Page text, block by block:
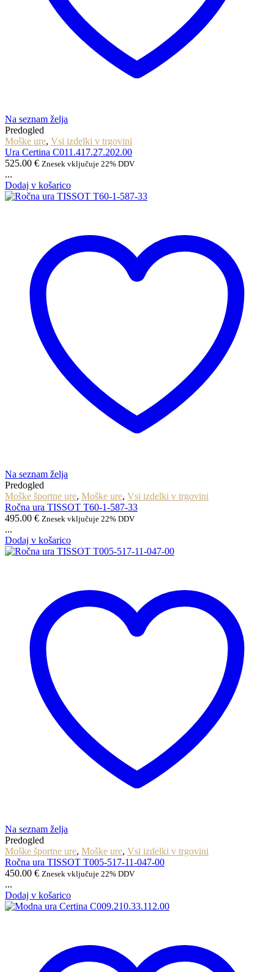
Na seznam želja
Predogled
Moške ure, Vsi izdelki v trgovini
Ura Certina C011.417.27.202.00
525.00 € Znesek vključuje 22% DDV
...
Dodaj v košarico
Na seznam želja
Predogled
Moške športne ure, Moške ure, Vsi izdelki v trgovini
Ročna ura TISSOT T60-1-587-33
495.00 € Znesek vključuje 22% DDV
...
Dodaj v košarico
Na seznam želja
Predogled
Moške športne ure, Moške ure, Vsi izdelki v trgovini
Ročna ura TISSOT T005-517-11-047-00
450.00 € Znesek vključuje 22% DDV
...
Dodaj v košarico